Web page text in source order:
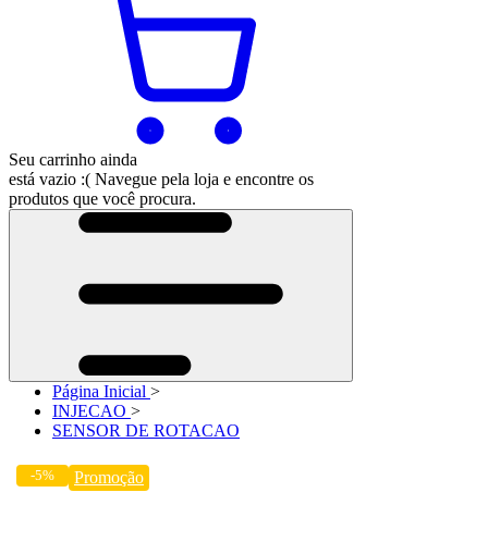
Seu carrinho ainda
está vazio :( Navegue pela loja e encontre os
produtos que você procura.
Página Inicial >
INJECAO >
SENSOR DE ROTACAO
-5% Promoção